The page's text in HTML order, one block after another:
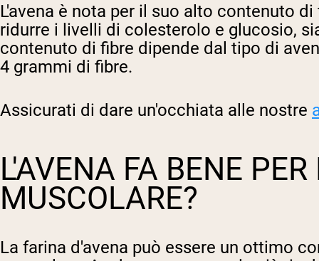
L'avena è nota per il suo alto contenuto
ridurre i livelli di colesterolo e glucosio,
contenuto di fibre dipende dal tipo di
4 grammi di fibre.
Assicurati di dare un'occhiata alle nostre
L'AVENA FA BENE
MUSCOLARE?
La farina d'avena può essere un ottimo